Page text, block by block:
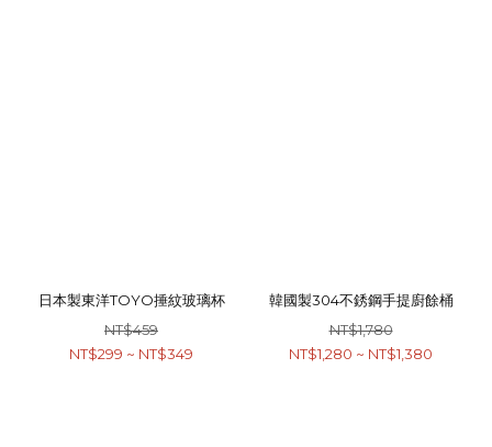
日本製東洋TOYO捶紋玻璃杯
NT$459
NT$299 ~ NT$349
韓國製304不銹鋼手提廚餘桶
NT$1,780
NT$1,280 ~ NT$1,380